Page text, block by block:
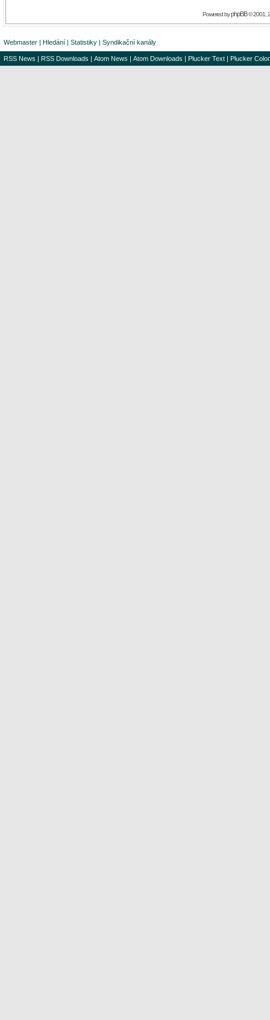
Powered byphpBB© 2001,
Webmaster | Hledání | Statistiky | Syndikační kanály
RSS News | RSS Downloads | Atom News | Atom Downloads | Plucker Text | Plucker Color